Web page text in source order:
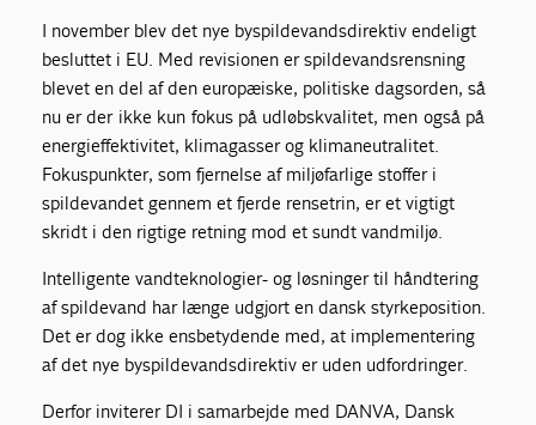
I november blev det nye byspildevandsdirektiv endeligt
besluttet i EU. Med revisionen er spildevandsrensning
blevet en del af den europæiske, politiske dagsorden, så
nu er der ikke kun fokus på udløbskvalitet, men også på
energieffektivitet, klimagasser og klimaneutralitet.
Fokuspunkter, som fjernelse af miljøfarlige stoffer i
spildevandet gennem et fjerde rensetrin, er et vigtigt
skridt i den rigtige retning mod et sundt vandmiljø.
Intelligente vandteknologier- og løsninger til håndtering
af spildevand har længe udgjort en dansk styrkeposition.
Det er dog ikke ensbetydende med, at implementering
af det nye byspildevandsdirektiv er uden udfordringer.
Derfor inviterer DI i samarbejde med DANVA, Dansk